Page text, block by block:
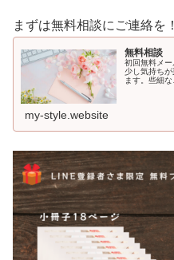
まずは無料相談にご連絡を！
無料相談
初回無料メー
少し気持ち
ます。些細
my-style.website